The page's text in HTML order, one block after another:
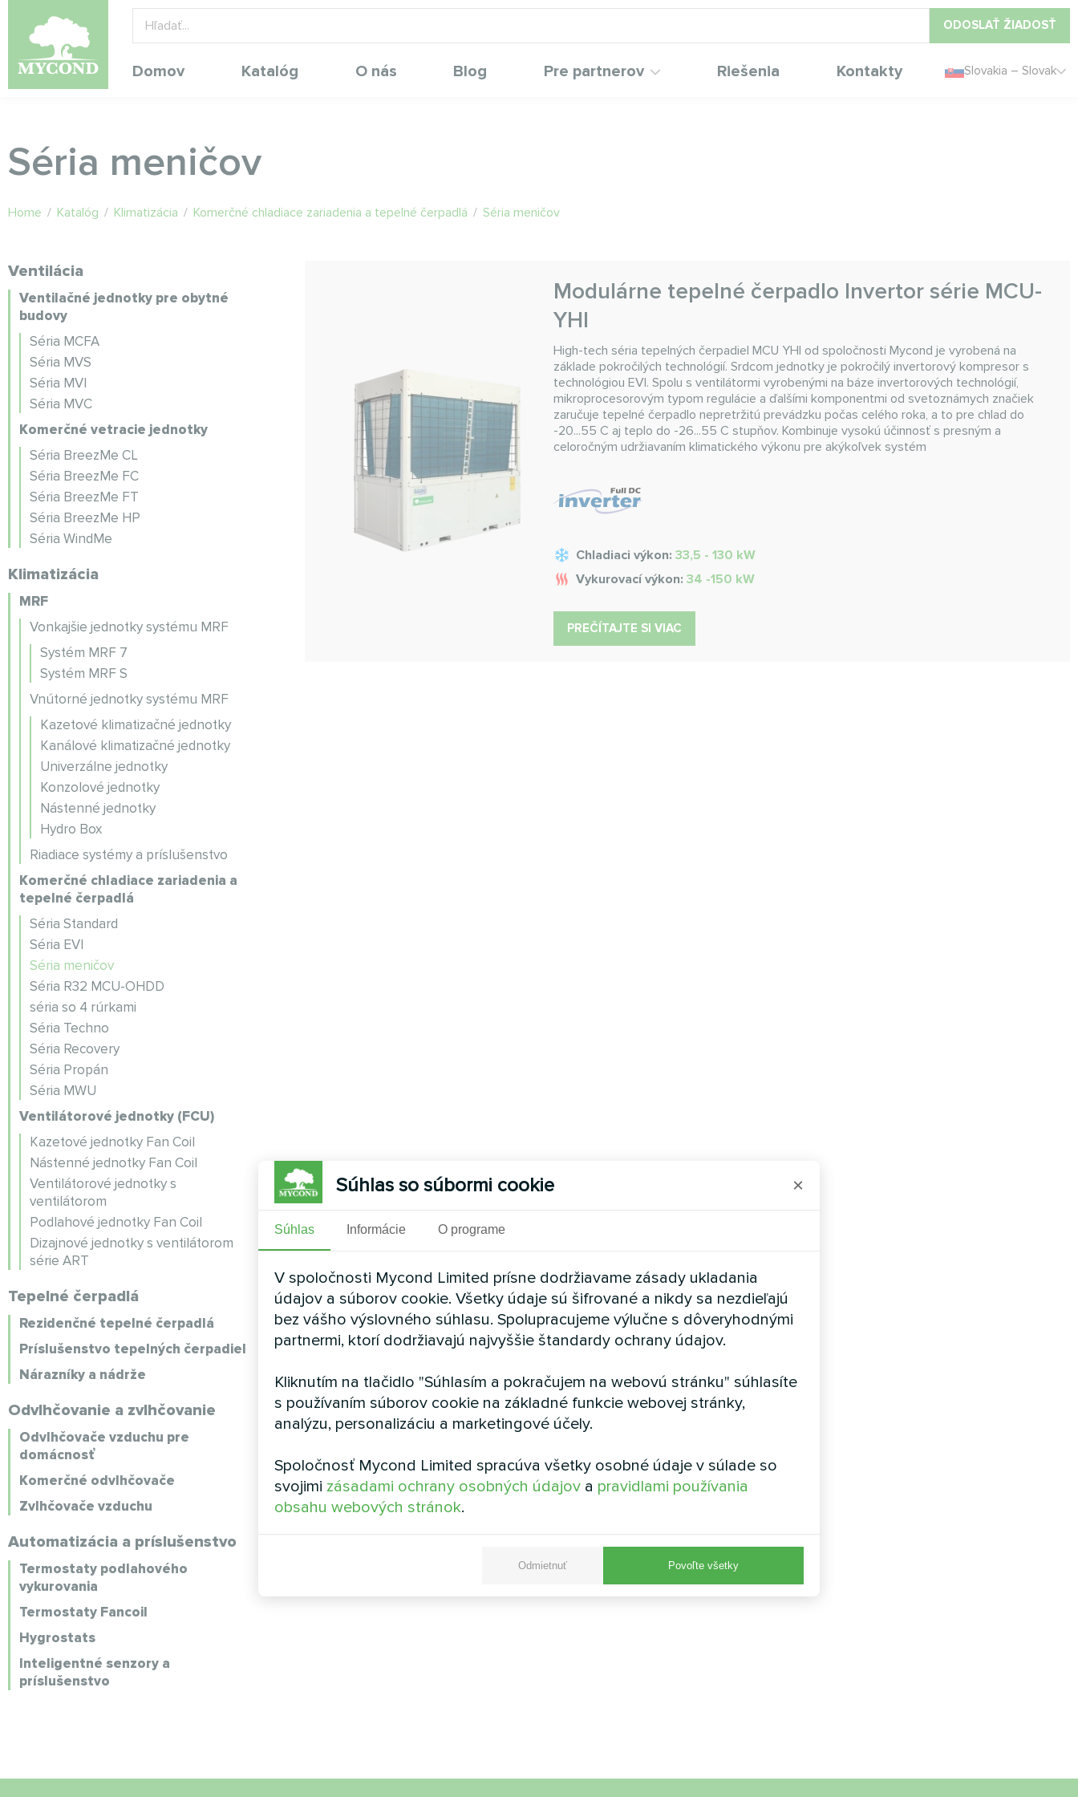
ODOSLAŤ ŽIADOSŤ
Domov Katalóg O nás Blog Pre partnerov Riešenia Kontakty Slovakia – Slovak
Séria meničov
Home / Katalóg / Klimatizácia / Komerčné chladiace zariadenia a tepelné čerpadlá / Séria meničov
Ventilácia
Ventilačné jednotky pre obytné
budovy
Séria MCFA
Séria MVS
Séria MVI
Séria MVC
Komerčné vetracie jednotky
Séria BreezMe CL
Séria BreezMe FC
Séria BreezMe FT
Séria BreezMe HP
Séria WindMe
Klimatizácia
MRF
Vonkajšie jednotky systému MRF
Systém MRF 7
Systém MRF S
Vnútorné jednotky systému MRF
Kazetové klimatizačné jednotky
Kanálové klimatizačné jednotky
Univerzálne jednotky
Konzolové jednotky
Nástenné jednotky
Hydro Box
Riadiace systémy a príslušenstvo
Komerčné chladiace zariadenia a
tepelné čerpadlá
Séria Standard
Séria EVI
Séria meničov
Séria R32 MCU-OHDD
séria so 4 rúrkami
Séria Techno
Séria Recovery
Séria Propán
Séria MWU
Ventilátorové jednotky (FCU)
Kazetové jednotky Fan Coil
Nástenné jednotky Fan Coil
Ventilátorové jednotky s
ventilátorom
Podlahové jednotky Fan Coil
Dizajnové jednotky s ventilátorom
série ART
Tepelné čerpadlá
Rezidenčné tepelné čerpadlá
Príslušenstvo tepelných čerpadiel
Nárazníky a nádrže
Odvlhčovanie a zvlhčovanie
Odvlhčovače vzduchu pre
domácnosť
Komerčné odvlhčovače
Zvlhčovače vzduchu
Automatizácia a príslušenstvo
Termostaty podlahového
vykurovania
Termostaty Fancoil
Hygrostats
Inteligentné senzory a
príslušenstvo
Modulárne tepelné čerpadlo Invertor série MCU-
YHI
High-tech séria tepelných čerpadiel MCU YHI od spoločnosti Mycond je vyrobená na
základe pokročilých technológií. Srdcom jednotky je pokročilý invertorový kompresor s
technológiou EVI. Spolu s ventilátormi vyrobenými na báze invertorových technológií,
mikroprocesorovým typom regulácie a ďalšími komponentmi od svetoznámych značiek
zaručuje tepelné čerpadlo nepretržitú prevádzku počas celého roka, a to pre chlad do
-20...55 C aj teplo do -26...55 C stupňov. Kombinuje vysokú účinnosť s presným a
celoročným udržiavaním klimatického výkonu pre akýkoľvek systém
Chladiaci výkon: 33,5 - 130 kW
Vykurovací výkon: 34 -150 kW
PREČÍTAJTE SI VIAC
Súhlas so súbormi cookie ×
Súhlas Informácie O programe
V spoločnosti Mycond Limited prísne dodržiavame zásady ukladania
údajov a súborov cookie. Všetky údaje sú šifrované a nikdy sa nezdieľajú
bez vášho výslovného súhlasu. Spolupracujeme výlučne s dôveryhodnými
partnermi, ktorí dodržiavajú najvyššie štandardy ochrany údajov.
Kliknutím na tlačidlo "Súhlasím a pokračujem na webovú stránku" súhlasíte
s používaním súborov cookie na základné funkcie webovej stránky,
analýzu, personalizáciu a marketingové účely.
Spoločnosť Mycond Limited spracúva všetky osobné údaje v súlade so
svojimi zásadami ochrany osobných údajov a pravidlami používania
obsahu webových stránok.
Odmietnuť Povoľte všetky